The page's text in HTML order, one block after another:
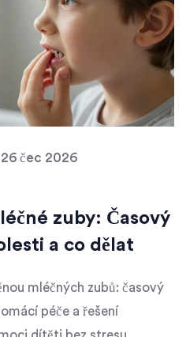
26 čec 2026
zuby: Časový
a co dělat
mléčných zubů: časový
péče a řešení